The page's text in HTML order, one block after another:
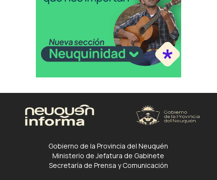
Gobierno de la Provincia del Neuquén
Ministerio de Jefatura de Gabinete
Secretaría de Prensa y Comunicación